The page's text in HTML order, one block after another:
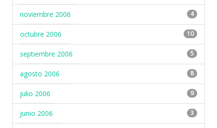
noviembre 2006 4
octubre 2006 10
septiembre 2006 5
agosto 2006 8
julio 2006 9
junio 2006 3